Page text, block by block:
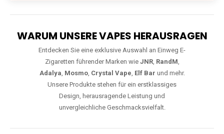
WARUM UNSERE VAPES HERAUSRAGEN
Entdecken Sie eine exklusive Auswahl an Einweg E-
Zigaretten führender Marken wie JNR, RandM,
Adalya, Mosmo, Crystal Vape, Elf Bar und mehr.
Unsere Produkte stehen für ein erstklassiges
Design, herausragende Leistung und
unvergleichliche Geschmacksvielfalt.